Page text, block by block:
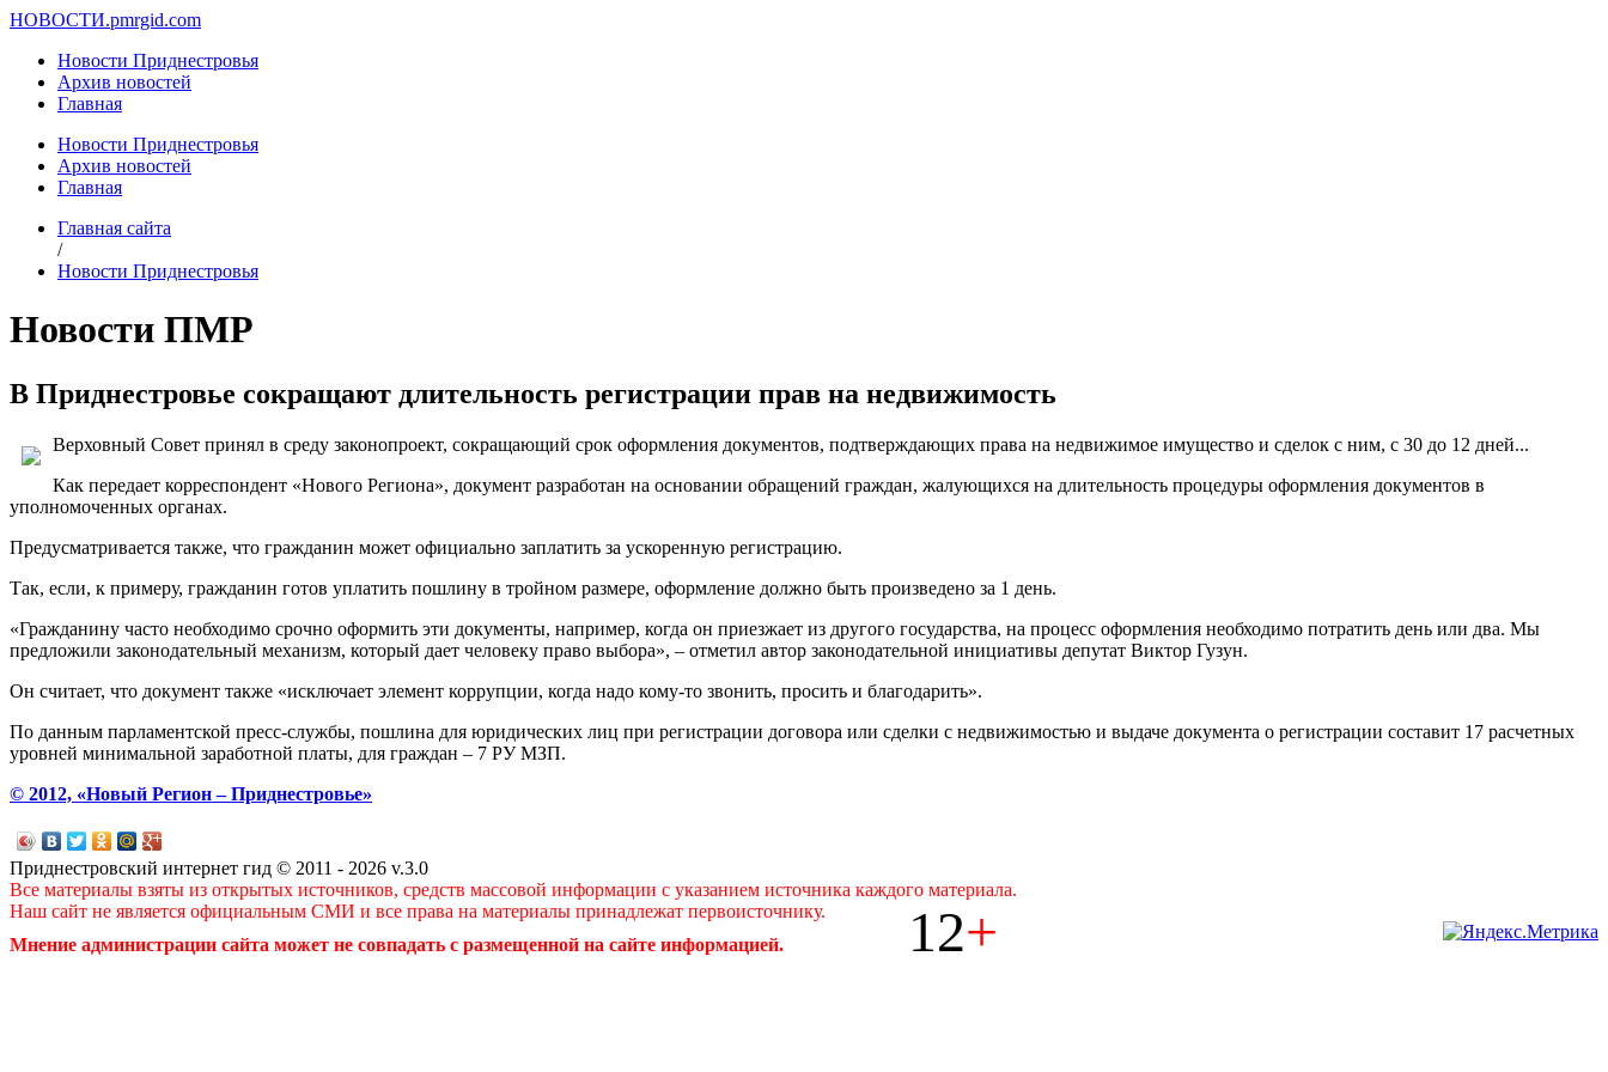
НОВОСТИ.pmrgid.com
Новости Приднестровья
Архив новостей
Главная
Новости Приднестровья
Архив новостей
Главная
Главная сайта
/
Новости Приднестровья
Новости ПМР
В Приднестровье сокращают длительность регистрации прав на недвижимость
Верховный Совет принял в среду законопроект, сокращающий срок оформления документов, подтверждающих права на недвижимое имущество и сделок с ним, с 30 до 12 дней...
Как передает корреспондент «Нового Региона», документ разработан на основании обращений граждан, жалующихся на длительность процедуры оформления документов в
уполномоченных органах.
Предусматривается также, что гражданин может официально заплатить за ускоренную регистрацию.
Так, если, к примеру, гражданин готов уплатить пошлину в тройном размере, оформление должно быть произведено за 1 день.
«Гражданину часто необходимо срочно оформить эти документы, например, когда он приезжает из другого государства, на процесс оформления необходимо потратить день или два. Мы
предложили законодательный механизм, который дает человеку право выбора», – отметил автор законодательной инициативы депутат Виктор Гузун.
Он считает, что документ также «исключает элемент коррупции, когда надо кому-то звонить, просить и благодарить».
По данным парламентской пресс-службы, пошлина для юридических лиц при регистрации договора или сделки с недвижимостью и выдаче документа о регистрации составит 17 расчетных
уровней минимальной заработной платы, для граждан – 7 РУ МЗП.
© 2012, «Новый Регион – Приднестровье»
Приднестровский интернет гид © 2011 - 2026 v.3.0
Все материалы взяты из открытых источников, средств массовой информации с указанием источника каждого материала.
Наш сайт не является официальным СМИ и все права на материалы принадлежат первоисточнику.
Мнение администрации сайта может не совпадать с размещенной на сайте информацией.
12+